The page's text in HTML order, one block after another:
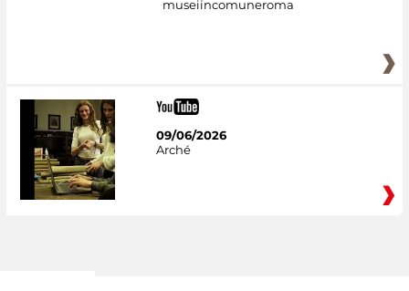
museiincomuneroma
09/06/2026
Arché